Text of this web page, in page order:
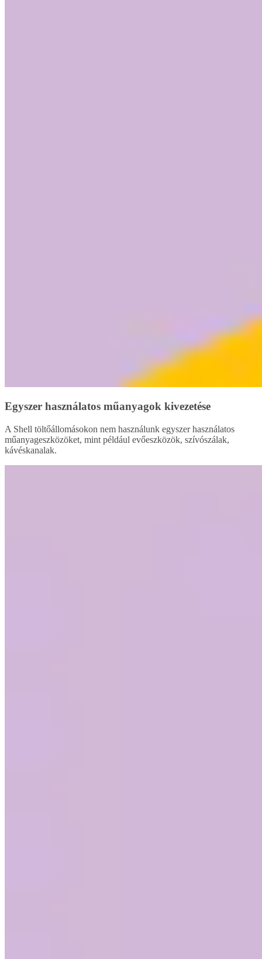
Egyszer használatos műanyagok kivezetése
A Shell töltőállomásokon nem használunk egyszer használatos
műanyageszközöket, mint például evőeszközök, szívószálak,
kávéskanalak.